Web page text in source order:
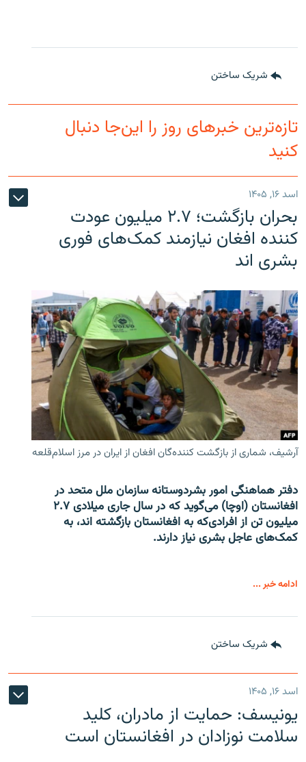
شریک ساختن
تازه‌ترین خبرهای روز را این‌جا دنبال
کنید
اسد ۱۶, ۱۴۰۵
بحران بازگشت؛ ۲.۷ میلیون عودت
کننده افغان نیازمند کمک‌های فوری
بشری اند
آرشیف، شماری از بازگشت کننده‌گان افغان از ایران در مرز اسلام‌قلعه
دفتر هماهنگی امور بشردوستانه سازمان ملل متحد در
افغانستان (اوچا) می‌گوید که در سال جاری میلادی ۲.۷
میلیون تن از افرادی‌که به افغانستان بازگشته اند، به
کمک‌های عاجل بشری نیاز دارند.
ادامه خبر ...
شریک ساختن
اسد ۱۶, ۱۴۰۵
یونیسف: حمایت از مادران، کلید
سلامت نوزادان در افغانستان است